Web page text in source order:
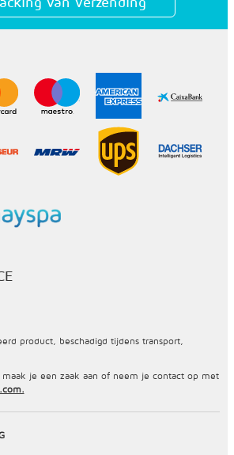
product, beschadigd tijdens transport,
je een zaak aan of neem je contact op met